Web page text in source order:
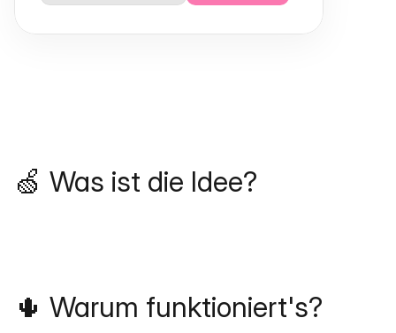
🍏 Was ist die Idee?
🌵 Warum funktioniert's?